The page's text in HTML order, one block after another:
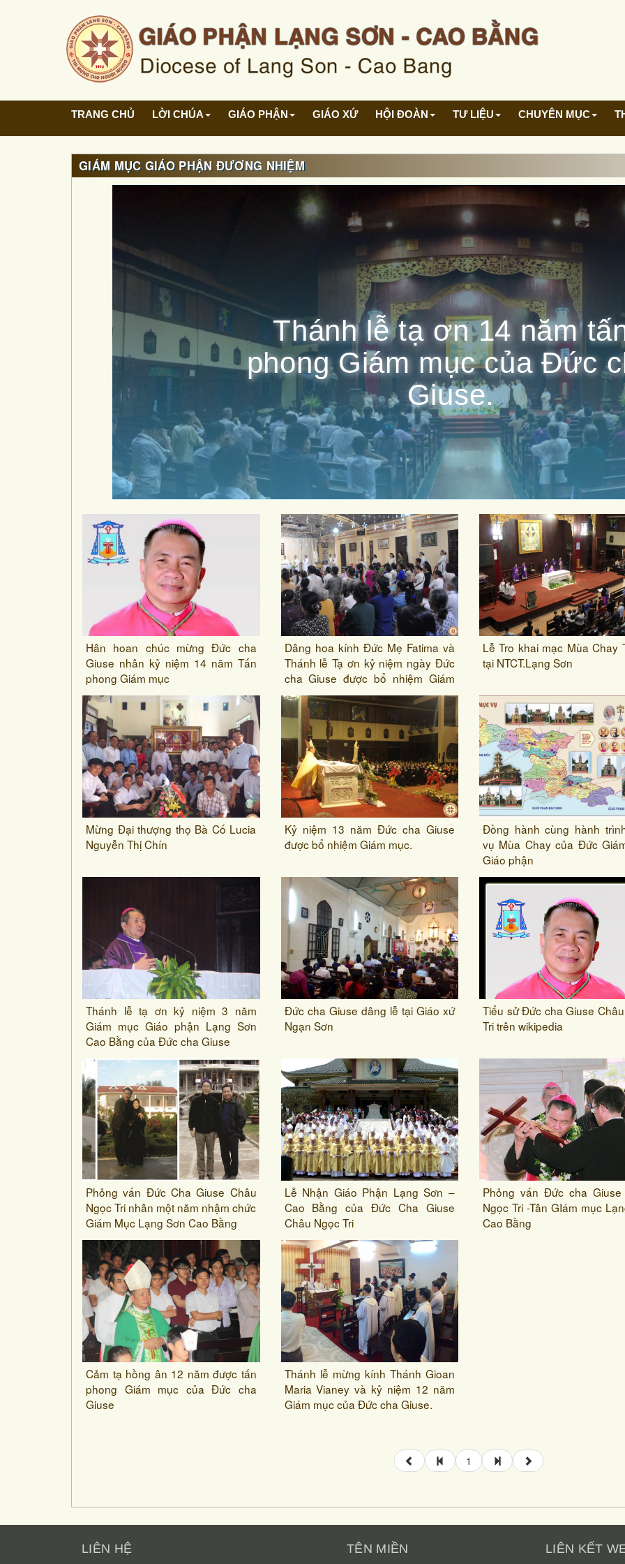
TRANG CHỦ LỜI CHÚA GIÁO PHẬN GIÁO XỨ HỘI ĐOÀN TƯ LIỆU CHUYÊN MỤC
GIÁM MỤC GIÁO PHẬN ĐƯƠNG NHIỆM
Thánh lễ tạ ơn 14 năm
phong Giám mục của Đức
Giuse.
Hân hoan chúc mừng Đức cha
Giuse nhân kỷ niệm 14 năm Tấn
phong Giám mục
Dâng hoa kính Đức Mẹ Fatima và
Thánh lễ Tạ ơn kỷ niệm ngày Đức
cha Giuse được bổ nhiệm Giám
mục.
Lễ Tro khai mạc Mùa Chay
tại NTCT.Lạng Sơn
Mừng Đại thượng thọ Bà Cố Lucia
Nguyễn Thị Chín
Kỷ niệm 13 năm Đức cha Giuse
được bổ nhiệm Giám mục.
Đồng hành cùng hành
vụ Mùa Chay của Đức
Giáo phận
Thánh lễ tạ ơn kỷ niệm 3 năm
Giám mục Giáo phận Lạng Sơn
Cao Bằng của Đức cha Giuse
Đức cha Giuse dâng lễ tại Giáo xứ
Ngạn Sơn
Tiểu sử Đức cha Giuse
Tri trên wikipedia
Phỏng vấn Đức Cha Giuse Châu
Ngọc Tri nhân một năm nhậm chức
Giám Mục Lạng Sơn Cao Bằng
Lễ Nhận Giáo Phận Lạng Sơn –
Cao Bằng của Đức Cha Giuse
Châu Ngọc Tri
Phỏng vấn Đức cha Giuse
Ngọc Tri -Tân GIám mục
Cao Bằng
Cảm tạ hồng ân 12 năm được tấn
phong Giám mục của Đức cha
Giuse
Thánh lễ mừng kính Thánh Gioan
Maria Vianey và kỷ niệm 12 năm
Giám mục của Đức cha Giuse.
1
LIÊN HỆ TÊN MIỀN LIÊN KẾT